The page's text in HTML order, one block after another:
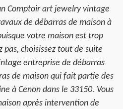
Comptoir art jewelry vintage
de débarras de maison à
votre maison est trop
pas, choisissez tout de suite
entreprise de débarras
de maison qui fait partie des
à Cenon dans le 33150. Vous
après intervention de